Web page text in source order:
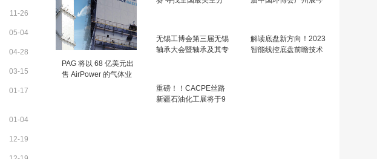
11-26
05-04
04-28
03-15
01-17
01-04
12-19
PAG 将以 68 亿美元出
售 AirPower 的气体业
无锡工博会第三届无锡
轴承大会暨轴承及其专
解读底盘新方向！2023
智能线控底盘前瞻技术
重磅！！CACPE丝路
新疆石油化工展将于9